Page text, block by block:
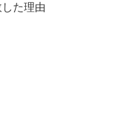
た理由